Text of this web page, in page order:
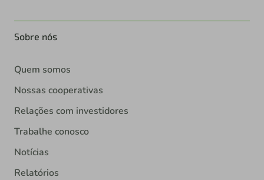
Sobre nós
Quem somos
Nossas cooperativas
Relações com investidores
Trabalhe conosco
Notícias
Relatórios